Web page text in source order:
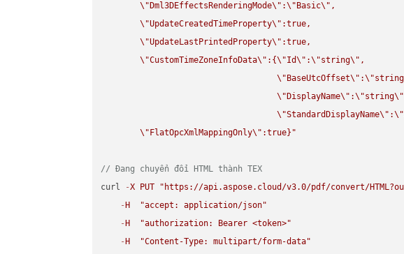
\" Dml3DEffectsRenderingMode\" :\" Basic\" ,
\"UpdateCreatedTimeProperty\" :true,
\"UpdateLastPrintedProperty\" :true,
\"CustomTimeZoneInfoData\" :{\"Id\" :\"string\" ,
\" BaseUtcOffset\" :\"string
\" DisplayName\" :\"string\"
\"StandardDisplayName\" :\"
\" FlatOpcXmlMappingOnly\" :true}"
// Đang chuyển đổi HTML thành TEX
curl
-X PUT
"https://api.aspose.cloud/v3.0/pdf/convert/
- H
"accept: application/json"
- H
"authorization: Bearer <token>"
- H
"Content-Type: multipart/form-data"